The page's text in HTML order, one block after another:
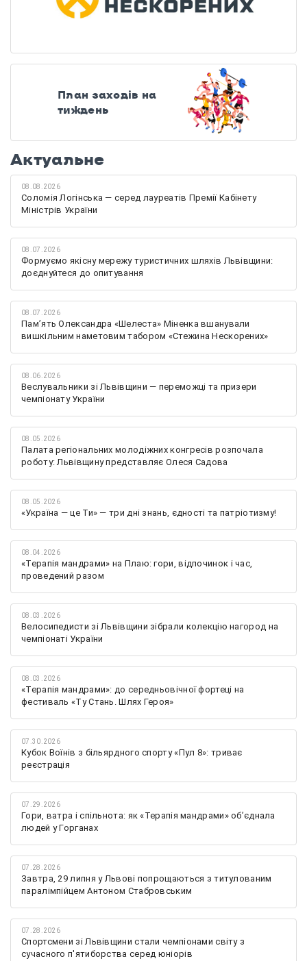
План заходів на
тиждень
Актуальне
08.08.2026
Соломія Логінська — серед лауреатів Премії Кабінету
Міністрів України
08.07.2026
Формуємо якісну мережу туристичних шляхів Львівщини:
доєднуйтеся до опитування
08.07.2026
Памʼять Олександра «Шелеста» Міненка вшанували
вишкільним наметовим табором «Стежина Нескорених»
08.06.2026
Веслувальники зі Львівщини — переможці та призери
чемпіонату України
08.05.2026
Палата регіональних молодіжних конгресів розпочала
роботу: Львівщину представляє Олеся Садова
08.05.2026
«Україна — це Ти» — три дні знань, єдності та патріотизму!
08.04.2026
«Терапія мандрами» на Плаю: гори, відпочинок і час,
проведений разом
08.03.2026
Велосипедисти зі Львівщини зібрали колекцію нагород на
чемпіонаті України
08.03.2026
«Терапія мандрами»: до середньовічної фортеці на
фестиваль «Ту Стань. Шлях Героя»
07.30.2026
Кубок Воїнів з більярдного спорту «Пул 8»: триває
реєстрація
07.29.2026
Гори, ватра і спільнота: як «Терапія мандрами» об’єднала
людей у Горганах
07.28.2026
Завтра, 29 липня у Львові попрощаються з титулованим
паралімпійцем Антоном Стабровським
07.28.2026
Спортсмени зі Львівщини стали чемпіонами світу з
сучасного п'ятиборства серед юніорів